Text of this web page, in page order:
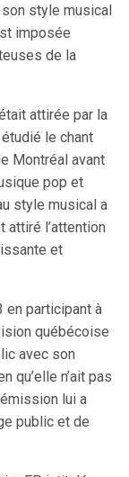
son style musical
imposée
de la
attirée par la
le chant
Montréal avant
pop et
style musical a
attiré l’attention
et
en participant à
québécoise
avec son
qu’elle n’ait pas
lui a
public et de